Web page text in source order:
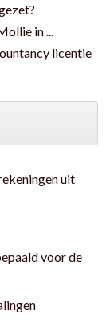
in ...
licentie
uit
voor de